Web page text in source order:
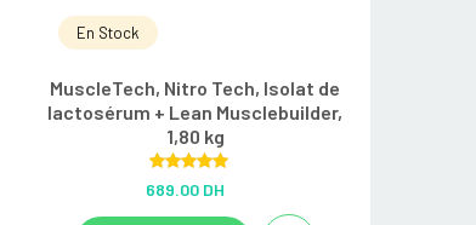
En Stock
MuscleTech, Nitro Tech, Isolat de
lactosérum + Lean Musclebuilder,
1,80 kg
out of 5
689.00 DH